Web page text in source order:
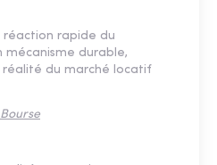
réaction rapide du
mécanisme durable,
du marché locatif